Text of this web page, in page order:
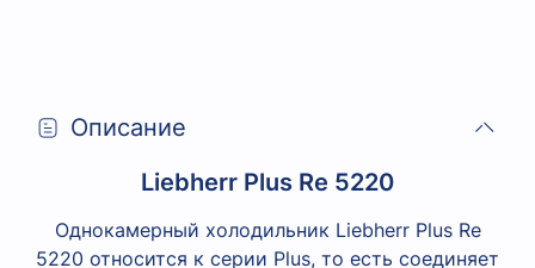
Описание
Liebherr Plus Re 5220
Однокамерный холодильник Liebherr Plus Re
5220 относится к серии Plus, то есть соединяет